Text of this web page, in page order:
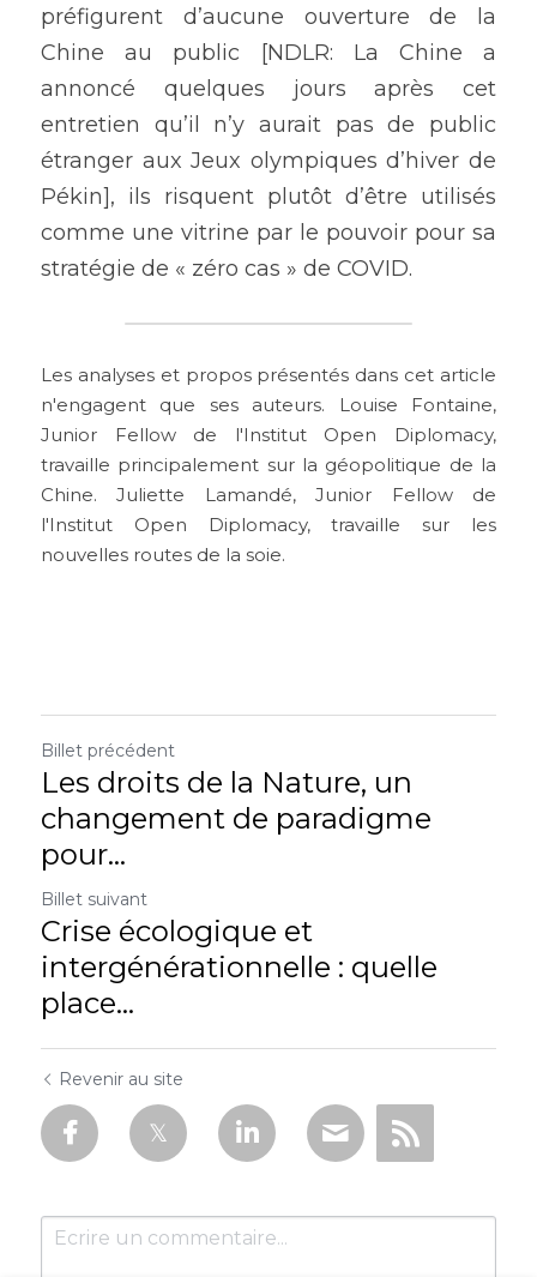
préfigurent d’aucune ouverture de la
Chine au public [NDLR: La Chine a
annoncé quelques jours après cet
entretien qu’il n’y aurait pas de public
étranger aux Jeux olympiques d’hiver de
Pékin], ils risquent plutôt d’être utilisés
comme une vitrine par le pouvoir pour sa
stratégie de « zéro cas » de COVID.
Les analyses et propos présentés dans cet article
n'engagent que ses auteurs. Louise Fontaine,
Junior Fellow de l'Institut Open Diplomacy,
travaille principalement sur la géopolitique de la
Chine.
Juliette Lamandé, Junior Fellow de
l'Institut Open Diplomacy, travaille sur les
nouvelles routes de la soie.
Billet précédent
Les droits de la Nature, un
changement de paradigme
pour...
Billet suivant
Crise écologique et
intergénérationnelle : quelle
place...
Revenir au site